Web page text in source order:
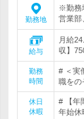
勤務地
※勤務
営業部
給与
月給
収】
勤務
時間
# ＜実
職をの
休日
休暇
# 【年
年始休